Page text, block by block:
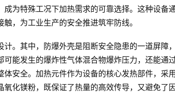
为特殊工况下加热需求的可靠选择。这种设备
，为工业生产的安全推进筑牢防线。
计。其中，防爆外壳是阻断安全隐患的一道屏障
能发生的爆炸性气体混合物爆炸压力，还能通
安全。加热元件作为设备的核心发热部件，采
化镁粉，既保证了热量的高效传导，又避免了